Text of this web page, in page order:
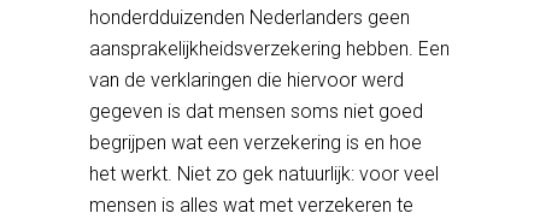
honderdduizenden Nederlanders geen
aansprakelijkheidsverzekering hebben. Een
van de verklaringen die hiervoor werd
gegeven is dat mensen soms niet goed
begrijpen wat een verzekering is en hoe
het werkt. Niet zo gek natuurlijk: voor veel
mensen is alles wat met verzekeren te